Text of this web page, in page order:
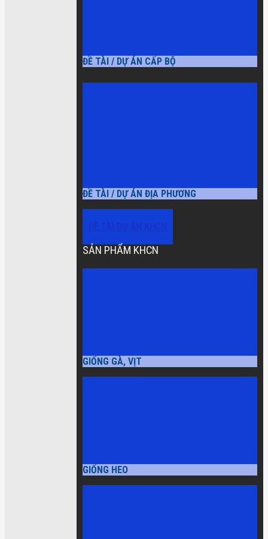
ĐỀ TÀI / DỰ ÁN CẤP BỘ
ĐỀ TÀI / DỰ ÁN ĐỊA PHƯƠNG
SẢN PHẨM KHCN
GIỐNG GÀ, VỊT
GIỐNG HEO